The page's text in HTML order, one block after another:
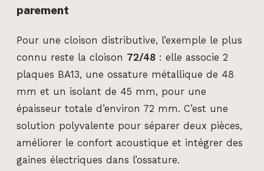
parement
Pour une cloison distributive, l’exemple le plus
connu reste la cloison 72/48 : elle associe 2
plaques BA13, une ossature métallique de 48
mm et un isolant de 45 mm, pour une
épaisseur totale d’environ 72 mm. C’est une
solution polyvalente pour séparer deux pièces,
améliorer le confort acoustique et intégrer des
gaines électriques dans l’ossature.